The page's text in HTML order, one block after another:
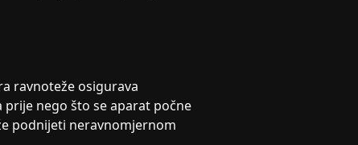
ravnoteže osigurava
nego što se aparat počne
podnijeti neravnomjernom